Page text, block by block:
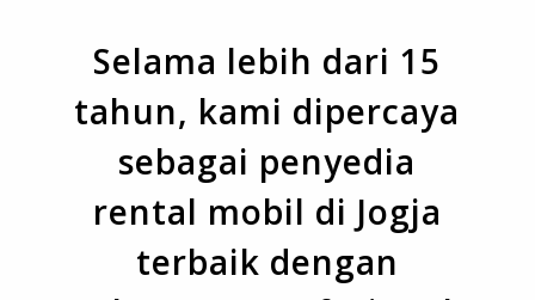
Selama lebih dari 15
tahun, kami dipercaya
sebagai penyedia
rental mobil di Jogja
terbaik dengan